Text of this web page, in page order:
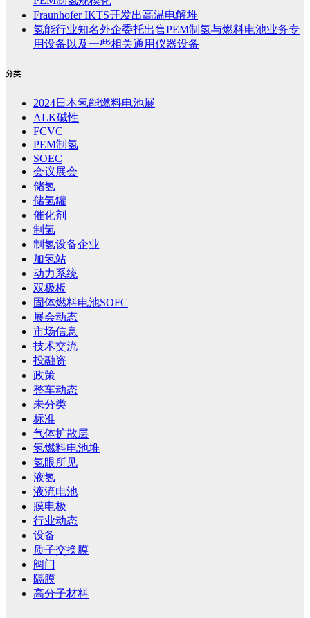
Fraunhofer IKTS开发出高温电解堆
氢能行业知名外企委托出售PEM制氢与燃料电池业务专
用设备以及一些相关通用仪器设备
分类
2024日本氢能燃料电池展
ALK碱性
FCVC
PEM制氢
SOEC
会议展会
储氢
储氢罐
催化剂
制氢
制氢设备企业
加氢站
动力系统
双极板
固体燃料电池SOFC
展会动态
市场信息
技术交流
投融资
政策
整车动态
未分类
标准
气体扩散层
氢燃料电池堆
氢眼所见
液氢
液流电池
膜电极
行业动态
设备
质子交换膜
阀门
隔膜
高分子材料